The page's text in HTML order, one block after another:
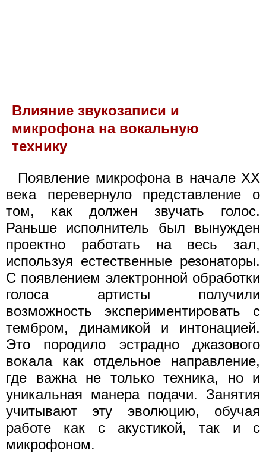
Влияние звукозаписи и
микрофона на вокальную
технику
Появление микрофона в начале XX
века перевернуло представление о
том, как должен звучать голос.
Раньше исполнитель был вынужден
проектно работать на весь зал,
используя естественные резонаторы.
С появлением электронной обработки
голоса артисты получили
возможность экспериментировать с
тембром, динамикой и интонацией.
Это породило эстрадно джазового
вокала как отдельное направление,
где важна не только техника, но и
уникальная манера подачи. Занятия
учитывают эту эволюцию, обучая
работе как с акустикой, так и с
микрофоном.